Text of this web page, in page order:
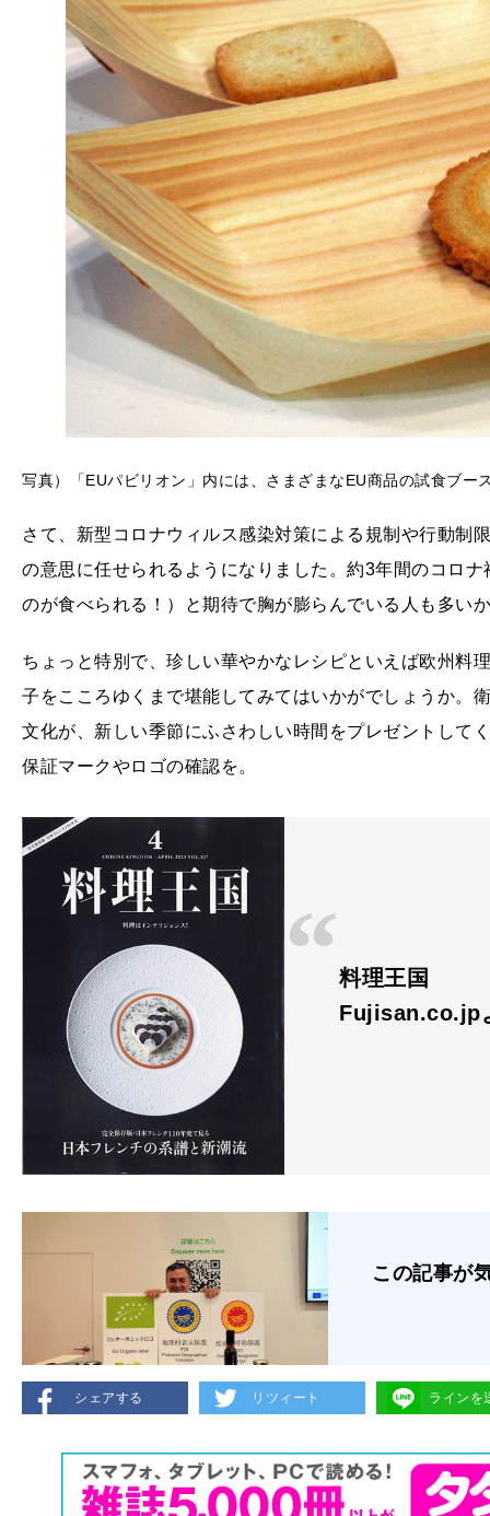
写真）「EUパビリオン」内には、さまざまなEU商品の試食ブー
さて、新型コロナウィルス感染対策による規制や行動制
の意思に任せられるようになりました。約3年間のコロ
のが食べられる！）と期待で胸が膨らんでいる人も多い
ちょっと特別で、珍しい華やかなレシピといえば欧州料
子をこころゆくまで堪能してみてはいかがでしょうか。
文化が、新しい季節にふさわしい時間をプレゼントして
保証マークやロゴの確認を。
料理王国
Fujisan.co.jp
この記事が
シェアする リツィート ラインを